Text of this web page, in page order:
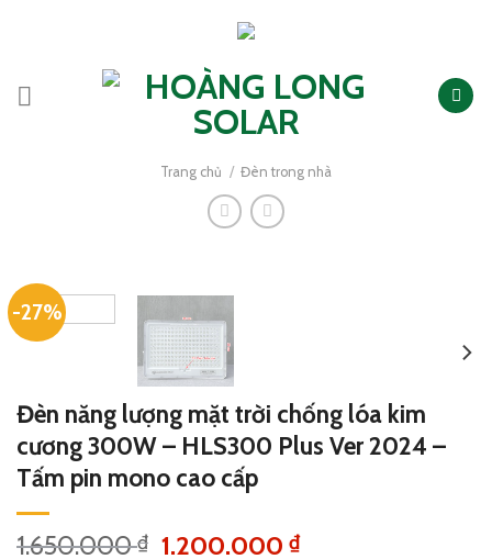
Trang chủ / Đèn trong nhà
-27%
Đèn năng lượng mặt trời chống lóa kim
cương 300W – HLS300 Plus Ver 2024 –
Tấm pin mono cao cấp
1.650.000₫ Giá
1.200.000₫Giá